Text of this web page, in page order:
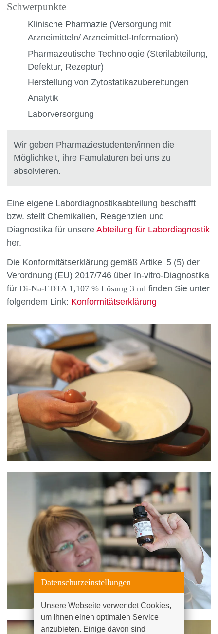
Schwerpunkte
Klinische Pharmazie (Versorgung mit
Arzneimitteln/ Arzneimittel-Information)
Pharmazeutische Technologie (Sterilabteilung,
Defektur, Rezeptur)
Herstellung von Zytostatikazubereitungen
Analytik
Laborversorgung
Wir geben Pharmaziestudenten/innen die
Möglichkeit, ihre Famulaturen bei uns zu
absolvieren.
Eine eigene Labordiagnostikaabteilung beschafft
bzw. stellt Chemikalien, Reagenzien und
Diagnostika für unsere Abteilung für Labordiagnostik
her.
Die Konformitätserklärung gemäß Artikel 5 (5) der
Verordnung (EU) 2017/746 über In-vitro-Diagnostika
für Di-Na-EDTA 1,107 % Lösung 3 ml finden Sie unter
folgendem Link: Konformitätserklärung
Datenschutzeinstellungen
Unsere Webseite verwendet Cookies,
um Ihnen einen optimalen Service
anzubieten. Einige davon sind